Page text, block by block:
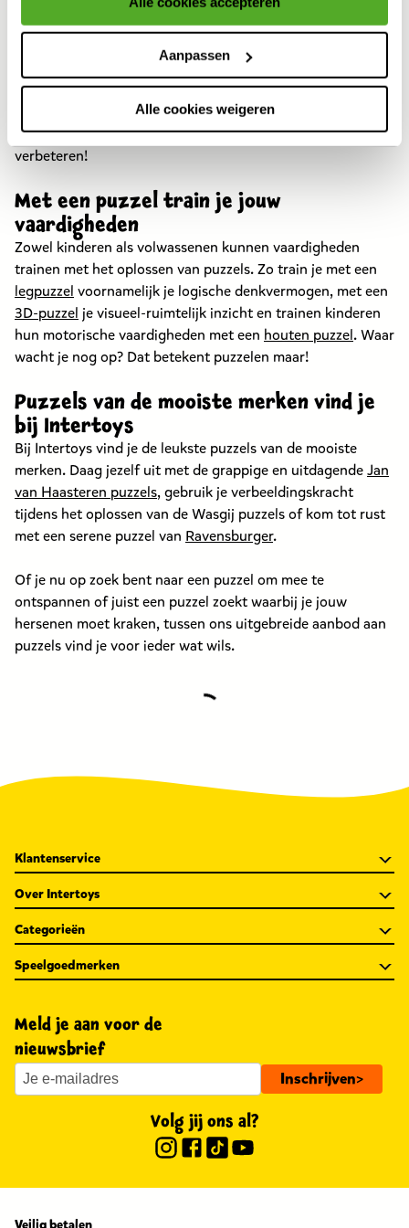
Voor meer informatie over cookies verwijzen wij naar onze
Aanpassen
Alle cookies weigeren
Als je op zoek bent naar een lekker moment voor jezelf, is
een puzzel maken de ideale oplossing. Je creëert een
moment om te ontspannen van al je dagelijkse stress. En
wanneer je het puzzelstukje op de juiste plaats legt, krijgt je
brein een kleine beloning in de vorm van dopamine. Van
een middagje puzzelen kan jouw humeur dus écht
verbeteren!
Met een puzzel train je jouw
vaardigheden
Zowel kinderen als volwassenen kunnen vaardigheden
trainen met het oplossen van puzzels. Zo train je met een
legpuzzel voornamelijk je logische denkvermogen, met een
3D-puzzel je visueel-ruimtelijk inzicht en trainen kinderen
hun motorische vaardigheden met een houten puzzel. Waar
wacht je nog op? Dat betekent puzzelen maar!
Puzzels van de mooiste merken vind je
bij Intertoys
Bij Intertoys vind je de leukste puzzels van de mooiste
merken. Daag jezelf uit met de grappige en uitdagendeJan
van Haasteren puzzels, gebruik je verbeeldingskracht
tijdens het oplossen van de Wasgij puzzels of kom tot rust
met een serene puzzel van Ravensburger.
Of je nu op zoek bent naar een puzzel om mee te
ontspannen of juist een puzzel zoekt waarbij je jouw
hersenen moet kraken, tussen ons uitgebreide aanbod aan
puzzels vind je voor ieder wat wils.
Klantenservice
Over Intertoys
Categorieën
Speelgoedmerken
Meld je aan voor de
nieuwsbrief
Inschrijven>
Volg jij ons al?